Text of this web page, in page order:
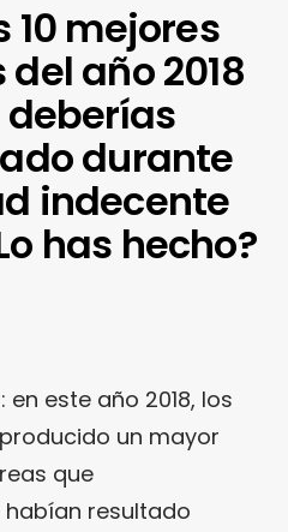
10 mejores
año 2018
deberías
durante
indecente
has hecho?
este año 2018, los
un mayor
que
resultado